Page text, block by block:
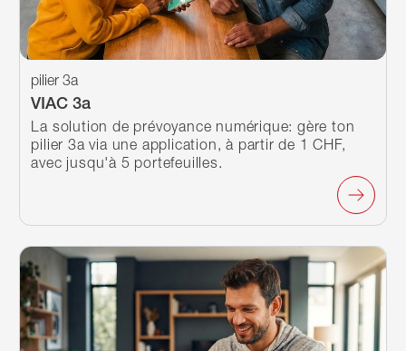
VIAC 3a
pilier 3a
La solution de prévoyance numérique: gère ton
pilier 3a via une application, à partir de 1 CHF,
avec jusqu'à 5 portefeuilles.